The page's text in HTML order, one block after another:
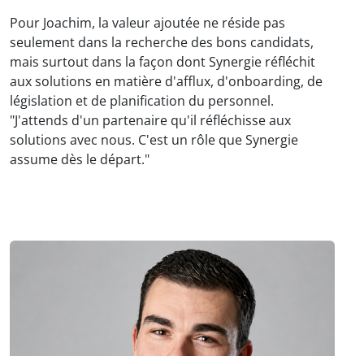
Pour Joachim, la valeur ajoutée ne réside pas
seulement dans la recherche des bons candidats,
mais surtout dans la façon dont Synergie réfléchit
aux solutions en matière d'afflux, d'onboarding, de
législation et de planification du personnel.
"J'attends d'un partenaire qu'il réfléchisse aux
solutions avec nous. C'est un rôle que Synergie
assume dès le départ."